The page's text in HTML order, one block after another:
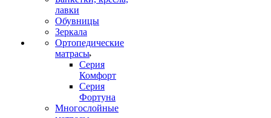
лавки
Обувницы
Зеркала
Ортопедические
матрасы
Серия
Комфорт
Серия
Фортуна
Многослойные